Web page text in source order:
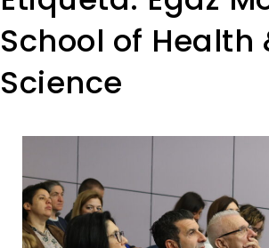
School of Health
Science